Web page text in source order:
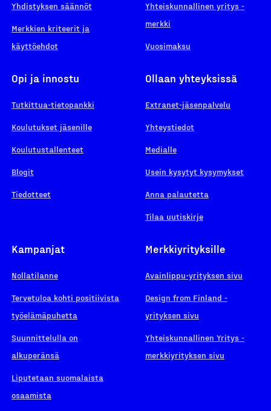
Yhdistyksen säännöt
Merkkien kriteerit ja
käyttöehdot
Yhteiskunnallinen yritys -
merkki
Vuosimaksu
Opi ja innostu
Tutkittua-tietopankki
Koulutukset jäsenille
Koulutustallenteet
Blogit
Tiedotteet
Ollaan yhteyksissä
Extranet-jäsenpalvelu
Yhteystiedot
Medialle
Usein kysytyt kysymykset
Anna palautetta
Tilaa uutiskirje
Kampanjat
Nollatilanne
Tervetuloa kohti positiivista
työelämäpuhetta
Suunnittelulla on
alkuperänsä
Liputetaan suomalaista
osaamista
Merkkiyrityksille
Avainlippu-yrityksen sivu
Design from Finland -
yrityksen sivu
Yhteiskunnallinen Yritys -
merkkiyrityksen sivu